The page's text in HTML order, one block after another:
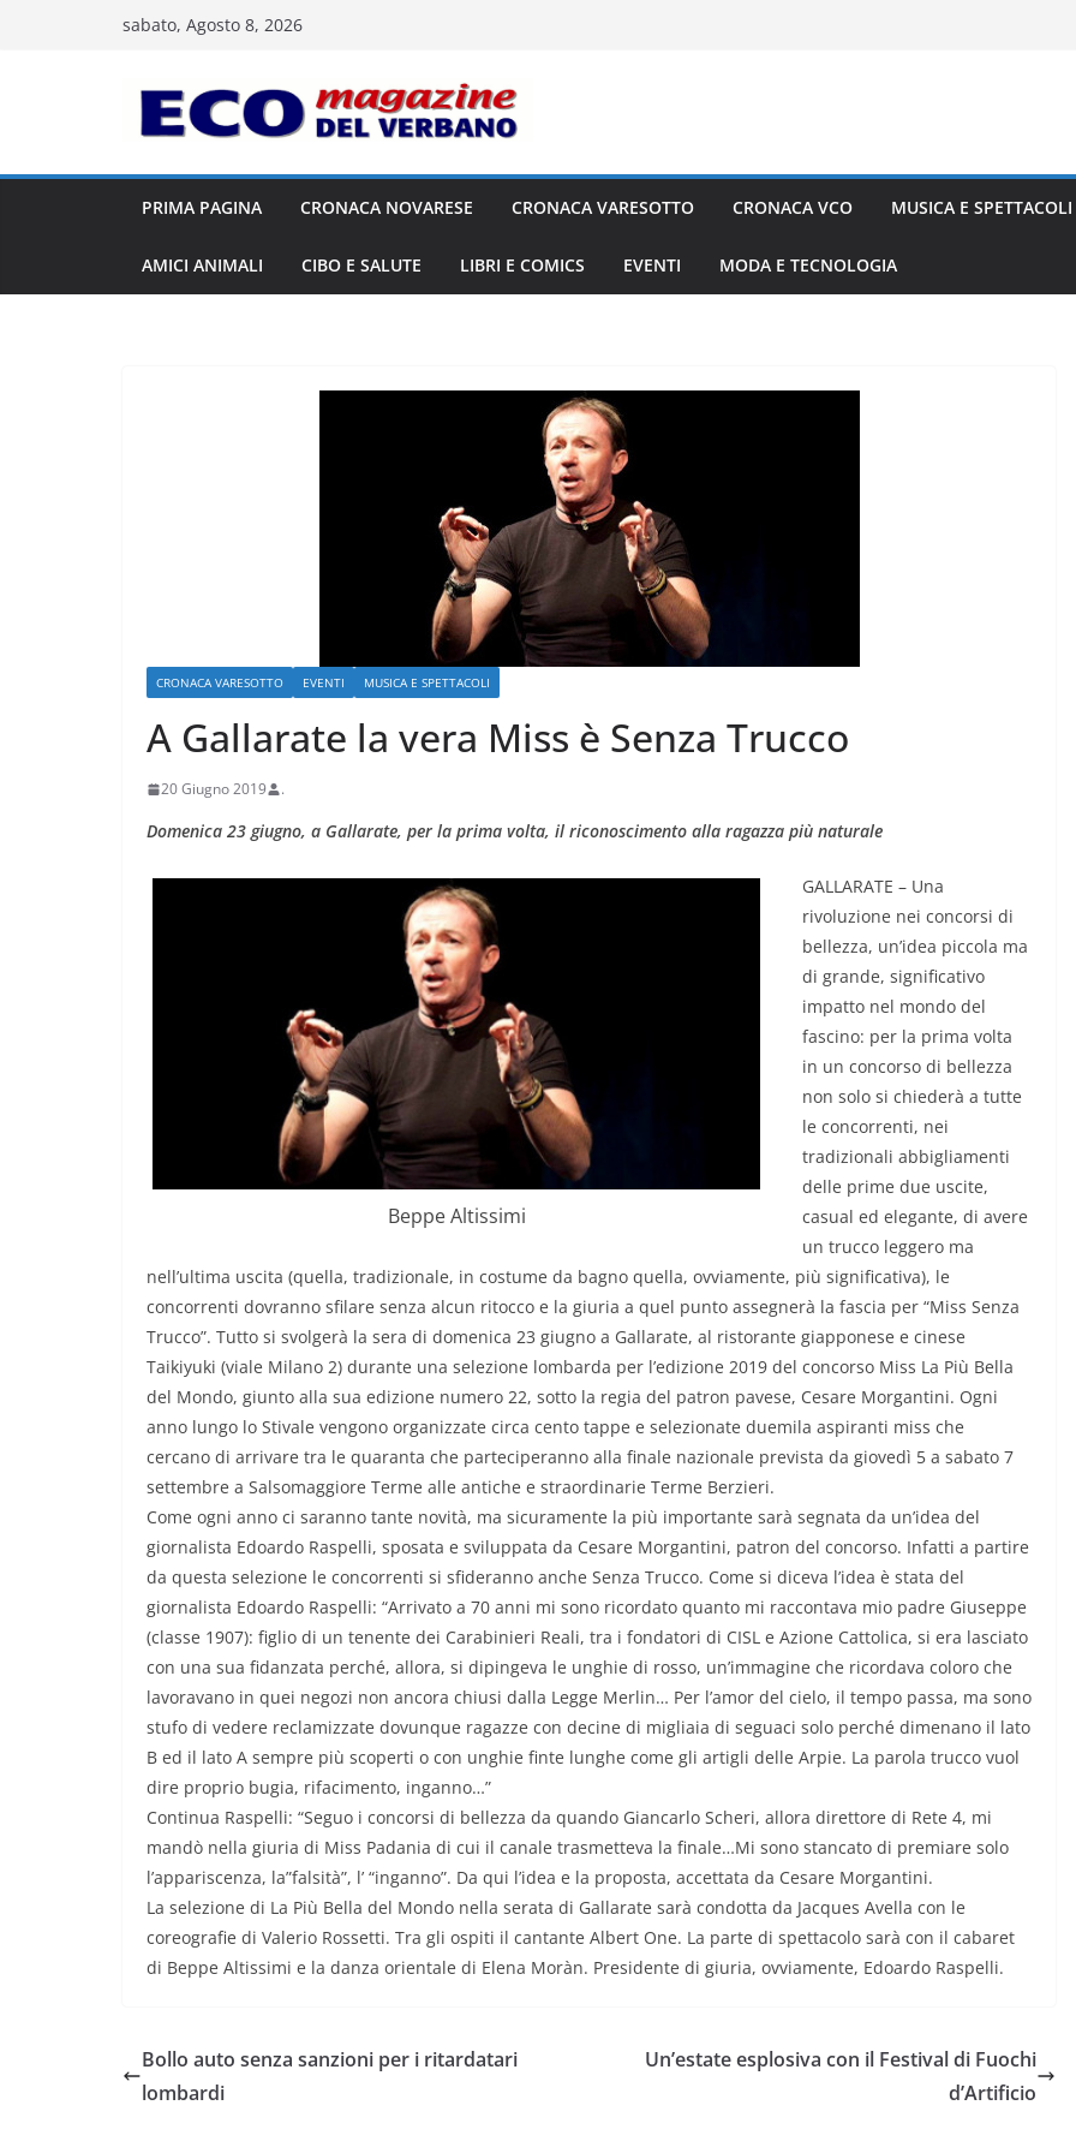
sabato, Agosto 8, 2026
PRIMA PAGINA CRONACA NOVARESE CRONACA VARESOTTO CRONACA VCO MUSICA E SPETTACOLI
AMICI ANIMALI CIBO E SALUTE LIBRI E COMICS EVENTI MODA E TECNOLOGIA
CRONACA VARESOTTO EVENTI MUSICA E SPETTACOLI
A Gallarate la vera Miss è Senza Trucco
20 Giugno 2019 .
Domenica 23 giugno, a Gallarate, per la prima volta, il riconoscimento alla ragazza più naturale
Beppe Altissimi
GALLARATE – Una
rivoluzione nei concorsi di
bellezza, un’idea piccola ma
di grande, significativo
impatto nel mondo del
fascino: per la prima volta
in un concorso di bellezza
non solo si chiederà a tutte
le concorrenti, nei
tradizionali abbigliamenti
delle prime due uscite,
casual ed elegante, di avere
un trucco leggero ma
nell’ultima uscita (quella, tradizionale, in costume da bagno quella, ovviamente, più significativa), le
concorrenti dovranno sfilare senza alcun ritocco e la giuria a quel punto assegnerà la fascia per “Miss Senza
Trucco”. Tutto si svolgerà la sera di domenica 23 giugno a Gallarate, al ristorante giapponese e cinese
Taikiyuki (viale Milano 2) durante una selezione lombarda per l’edizione 2019 del concorso Miss La Più Bella
del Mondo, giunto alla sua edizione numero 22, sotto la regia del patron pavese, Cesare Morgantini. Ogni
anno lungo lo Stivale vengono organizzate circa cento tappe e selezionate duemila aspiranti miss che
cercano di arrivare tra le quaranta che parteciperanno alla finale nazionale prevista da giovedì 5 a sabato 7
settembre a Salsomaggiore Terme alle antiche e straordinarie Terme Berzieri.
Come ogni anno ci saranno tante novità, ma sicuramente la più importante sarà segnata da un’idea del
giornalista Edoardo Raspelli, sposata e sviluppata da Cesare Morgantini, patron del concorso. Infatti a partire
da questa selezione le concorrenti si sfideranno anche Senza Trucco. Come si diceva l’idea è stata del
giornalista Edoardo Raspelli: “Arrivato a 70 anni mi sono ricordato quanto mi raccontava mio padre Giuseppe
(classe 1907): figlio di un tenente dei Carabinieri Reali, tra i fondatori di CISL e Azione Cattolica, si era lasciato
con una sua fidanzata perché, allora, si dipingeva le unghie di rosso, un’immagine che ricordava coloro che
lavoravano in quei negozi non ancora chiusi dalla Legge Merlin… Per l’amor del cielo, il tempo passa, ma sono
stufo di vedere reclamizzate dovunque ragazze con decine di migliaia di seguaci solo perché dimenano il lato
B ed il lato A sempre più scoperti o con unghie finte lunghe come gli artigli delle Arpie. La parola trucco vuol
dire proprio bugia, rifacimento, inganno…”
Continua Raspelli: “Seguo i concorsi di bellezza da quando Giancarlo Scheri, allora direttore di Rete 4, mi
mandò nella giuria di Miss Padania di cui il canale trasmetteva la finale…Mi sono stancato di premiare solo
l’appariscenza, la”falsità”, l’ “inganno”. Da qui l’idea e la proposta, accettata da Cesare Morgantini.
La selezione di La Più Bella del Mondo nella serata di Gallarate sarà condotta da Jacques Avella con le
coreografie di Valerio Rossetti. Tra gli ospiti il cantante Albert One. La parte di spettacolo sarà con il cabaret
di Beppe Altissimi e la danza orientale di Elena Moràn. Presidente di giuria, ovviamente, Edoardo Raspelli.
Bollo auto senza sanzioni per i ritardatari
lombardi
Un’estate esplosiva con il Festival di Fuochi
d’Artificio
Nelle vacanze 2026 la
voglia di tornare “Al mio
paese”
4 Agosto 2026 .
CRONACA VARESOTTO
Siccità: allarme mais,
perdite fino al 60%
8 Agosto 2026 .